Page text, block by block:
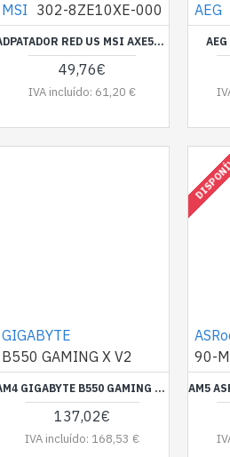
MSI 302-8ZE10XE-000
ADPATADOR RED US MSI AXE5400 WIFI
49,76€
IVA incluído: 61,20 €
AEG
GIGABYTE
B550 GAMING X V2
AM4 GIGABYTE B550 GAMING X V2
137,02€
IVA incluído: 168,53 €
90-